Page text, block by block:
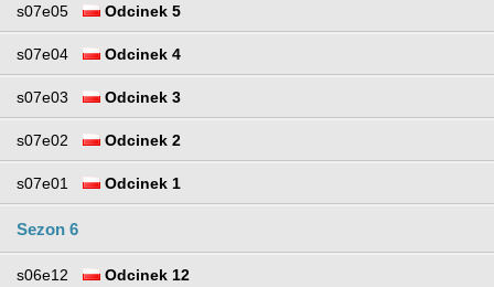
s07e05 Odcinek 5
s07e04 Odcinek 4
s07e03 Odcinek 3
s07e02 Odcinek 2
s07e01 Odcinek 1
Sezon 6
s06e12 Odcinek 12